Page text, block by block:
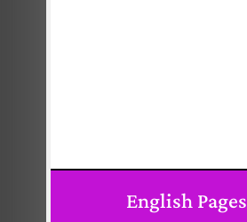
English Pages